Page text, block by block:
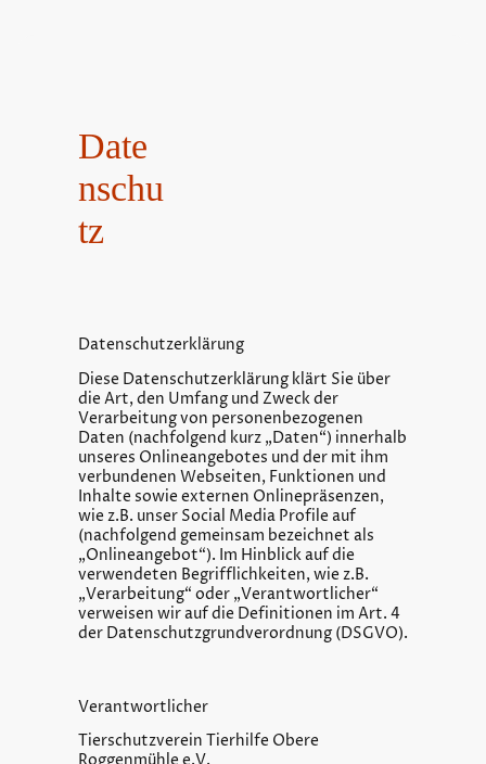
Date
nschu
tz
Datenschutzerklärung
Diese Datenschutzerklärung klärt Sie über
die Art, den Umfang und Zweck der
Verarbeitung von personenbezogenen
Daten (nachfolgend kurz „Daten“) innerhalb
unseres Onlineangebotes und der mit ihm
verbundenen Webseiten, Funktionen und
Inhalte sowie externen Onlinepräsenzen,
wie z.B. unser Social Media Profile auf
(nachfolgend gemeinsam bezeichnet als
„Onlineangebot“). Im Hinblick auf die
verwendeten Begrifflichkeiten, wie z.B.
„Verarbeitung“ oder „Verantwortlicher“
verweisen wir auf die Definitionen im Art. 4
der Datenschutzgrundverordnung (DSGVO).
Verantwortlicher
Tierschutzverein Tierhilfe Obere